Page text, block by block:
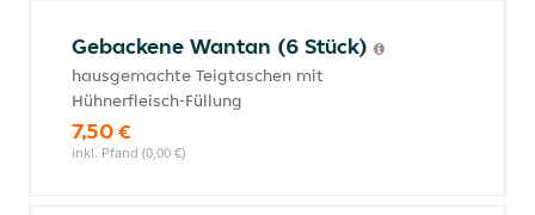
Gebackene Wantan (6 Stück)
hausgemachte Teigtaschen mit
Hühnerfleisch-Füllung
7,50 €
inkl. Pfand (0,00 €)